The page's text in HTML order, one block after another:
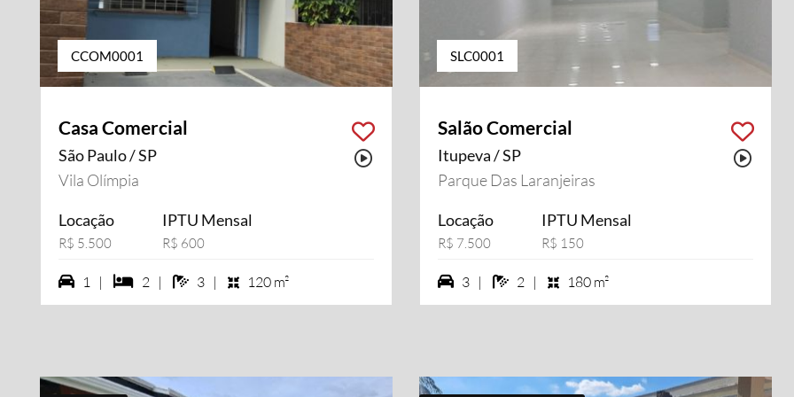
Possui vídeo
CCOM0001
Casa Comercial
São Paulo / SP
Vila Olímpia
Locação
R$ 5.500
IPTU Mensal
R$ 600
1 vagas na garagem
1 | 2 dormiórios
2 | 3 banheiros
3 | 120 m²
SLC0001
Salão Comercial
Itupeva / SP
Parque Das Laranjeiras
Locação
R$ 7.500
IPTU Mensal
R$ 150
3 vagas na garagem
3 | 2 banheiros
2 | 180 m²